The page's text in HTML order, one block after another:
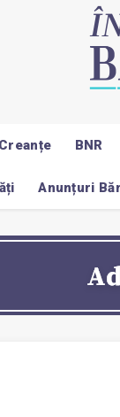
BNR
Anunțuri